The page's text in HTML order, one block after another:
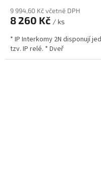
9 994,60 Kč včetně DPH
8 260 Kč / ks
* IP Interkomy 2N disponují
tzv. IP relé. * Dveř